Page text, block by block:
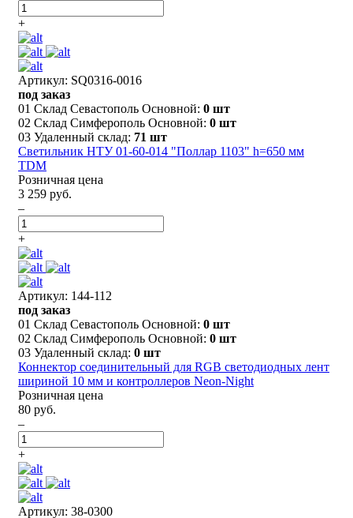
+
Артикул: SQ0316-0016
под заказ
01 Склад Севастополь Основной: 0 шт
02 Склад Симферополь Основной: 0 шт
03 Удаленный склад: 71 шт
Светильник НТУ 01-60-014 "Поллар 1103" h=650 мм
TDM
Розничная цена
3 259 руб.
–
+
Артикул: 144-112
под заказ
01 Склад Севастополь Основной: 0 шт
02 Склад Симферополь Основной: 0 шт
03 Удаленный склад: 0 шт
Коннектор соединительный для RGB светодиодных лент
шириной 10 мм и контроллеров Neon-Night
Розничная цена
80 руб.
–
+
Артикул: 38-0300